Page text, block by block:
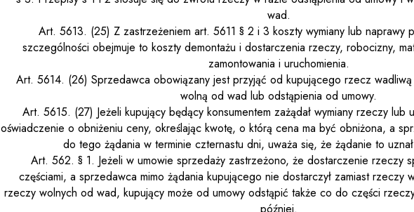
wad.
Art. 5613. (25) Z zastrzeżeniem art. 5611 § 2 i 3 koszty wymiany lub naprawy
szczególności obejmuje to koszty demontażu i dostarczenia rzeczy, robocizny,
zamontowania i uruchomienia.
Art. 5614. (26) Sprzedawca obowiązany jest przyjąć od kupującego rzecz
wolną od wad lub odstąpienia od umowy.
Art. 5615. (27) Jeżeli kupujący będący konsumentem zażądał wymiany rzeczy lub
oświadczenie o obniżeniu ceny, określając kwotę, o którą cena ma być obniżona, a
do tego żądania w terminie czternastu dni, uważa się, że żądanie to
Art. 562. § 1. Jeżeli w umowie sprzedaży zastrzeżono, że dostarczenie rzeczy
częściami, a sprzedawca mimo żądania kupującego nie dostarczył zamiast rzeczy
rzeczy wolnych od wad, kupujący może od umowy odstąpić także co do części